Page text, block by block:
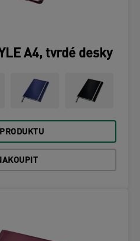
A4, tvrdé desky